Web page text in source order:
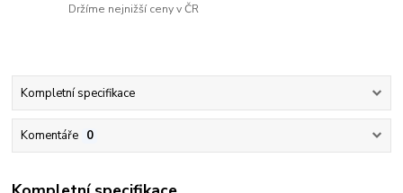
Držíme nejnižší ceny v ČR
Kompletní specifikace
Komentáře 0